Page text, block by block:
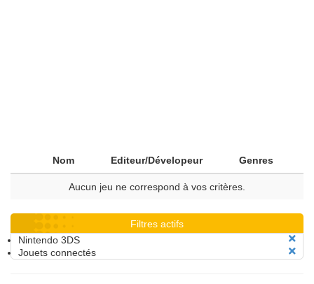
Nom Editeur/Dévelopeur Genres
Aucun jeu ne correspond à vos critères.
Filtres actifs
Nintendo 3DS
Jouets connectés